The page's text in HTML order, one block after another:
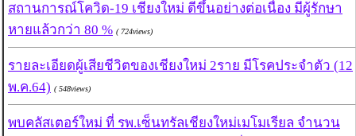
สถานการณ์โควิด-19 เชียงใหม่ ดีขึ้นอย่างต่อเนื่อง มีผู้รักษา
หายแล้วกว่า 80 % ( 724views)
รายละเอียดผู้เสียชีวิตของเชียงใหม่ 2ราย มีโรคประจำตัว (12
พ.ค.64) ( 548views)
พบคลัสเตอร์ใหม่ ที่ รพ.เซ็นทรัลเชียงใหม่เมโมเรียล จำนวน